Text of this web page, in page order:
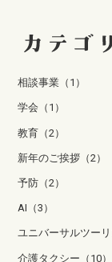
相談事業（1）
学会（1）
教育（2）
新年のご挨拶（2）
予防（2）
AI（3）
ユニバーサルツーリ
介護タクシー（10）